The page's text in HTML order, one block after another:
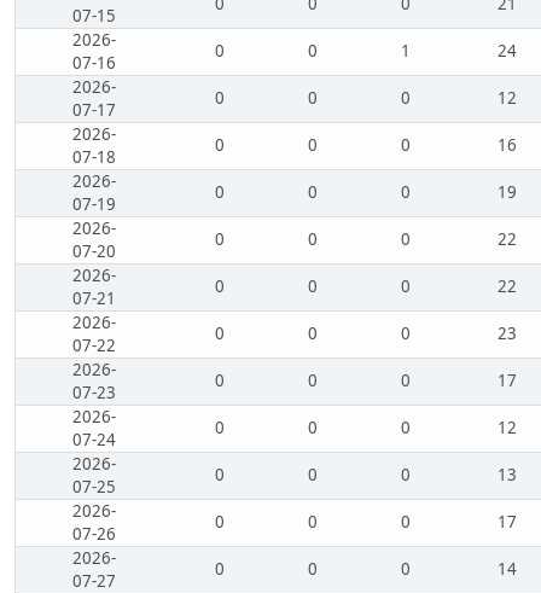
07-15
2026-
07-16
0 0 1
24
2026-
07-17
0 0 0
12
2026-
07-18
0 0 0
16
2026-
07-19
0 0 0
19
2026-
07-20
0 0 0
22
2026-
07-21
0 0 0
22
2026-
07-22
0 0 0
23
2026-
07-23
0 0 0
17
2026-
07-24
0 0 0
12
2026-
07-25
0 0 0
13
2026-
07-26
0 0 0
17
2026-
07-27
0 0 0
14